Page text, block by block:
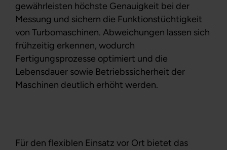
gewährleisten höchste Genauigkeit bei der
Messung und sichern die Funktionstüchtigkeit
von Turbomaschinen. Abweichungen lassen sich
frühzeitig erkennen, wodurch
Fertigungsprozesse optimiert und die
Lebensdauer sowie Betriebssicherheit der
Maschinen deutlich erhöht werden.
Für den flexiblen Einsatz vor Ort bietet das